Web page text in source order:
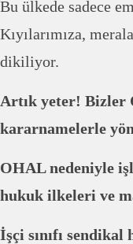
Bu ülkede sadece
Kıyılarımıza,
dikiliyor.
Artık yeter! Bizler
kararnamelerle
OHAL nedeniyle
hukuk ilkeleri ve
İşçi sınıfı